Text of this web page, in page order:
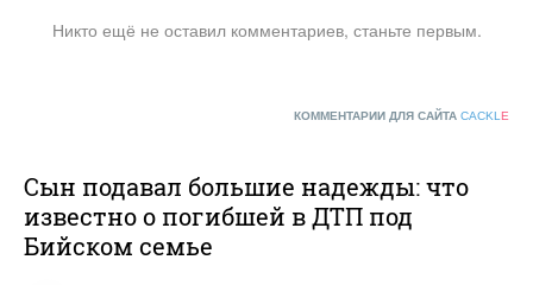
Никто ещё не оставил комментариев, станьте первым.
КОММЕНТАРИИ ДЛЯ САЙТА CACKL E
Сын подавал большие надежды: что
известно о погибшей в ДТП под
Бийском семье